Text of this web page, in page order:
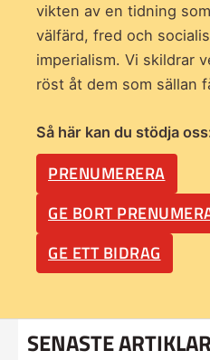
vikten av en tidning som
välfärd, fred och
imperialism. Vi skildrar
röst åt dem som sällan
Så här kan du stödja
PRENUMERERA
GE BORT
GE ETT BIDRAG
SENASTE